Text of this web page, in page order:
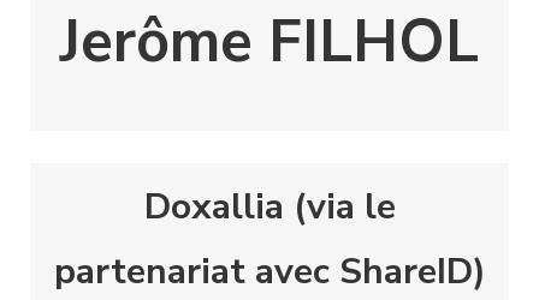
Jerôme FILHOL
Doxallia (via le
partenariat avec ShareID)